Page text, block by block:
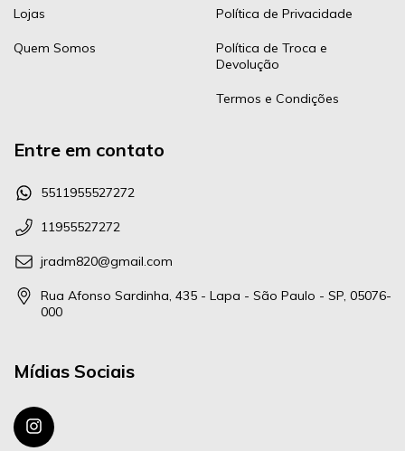
Lojas
Quem Somos
Política de Privacidade
Política de Troca e
Devolução
Termos e Condições
Entre em contato
5511955527272
11955527272
jradm820@gmail.com
Rua Afonso Sardinha, 435 - Lapa - São Paulo - SP, 05076-
000
Mídias Sociais